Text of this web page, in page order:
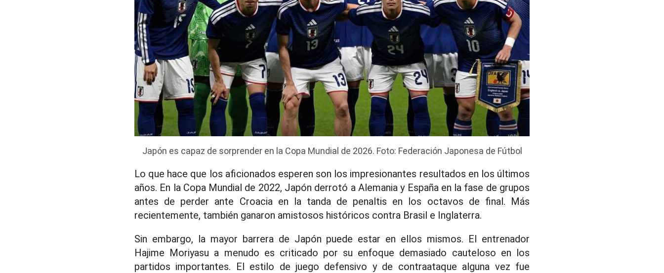
Japón es capaz de sorprender en la Copa Mundial de 2026. Foto: Federación Japonesa de Fútbol
Lo que hace que los aficionados esperen son los impresionantes resultados en los últimos
años. En la Copa Mundial de 2022, Japón derrotó a Alemania y España en la fase de grupos
antes de perder ante Croacia en la tanda de penaltis en los octavos de final. Más
recientemente, también ganaron amistosos históricos contra Brasil e Inglaterra.
Sin embargo, la mayor barrera de Japón puede estar en ellos mismos. El entrenador
Hajime Moriyasu a menudo es criticado por su enfoque demasiado cauteloso en los
partidos importantes. El estilo de juego defensivo y de contraataque alguna vez fue